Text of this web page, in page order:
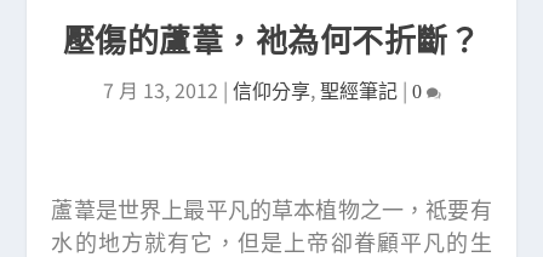
壓傷的蘆葦，祂為何不折斷？
7 月 13, 2012 | 信仰分享, 聖經筆記| 0
蘆葦是世界上最平凡的草本植物之一，祗要有
水的地方就有它，但是上帝卻眷顧平凡的生